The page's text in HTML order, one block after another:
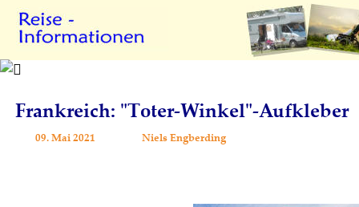
Frankreich: "Toter-Winkel"-Aufkleber
09. Mai 2021 Niels Engberding